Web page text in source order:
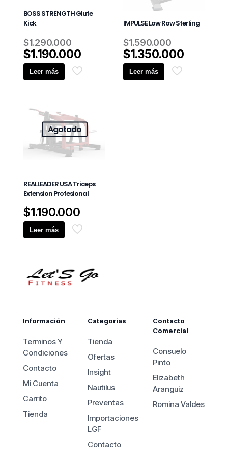
BOSS STRENGTH Glute
Kick
$1.290.000
precio
original
era:
$1.190.000
precio
actual
Leer más
IMPULSE Low Row Sterling
$1.590.000
precio
original
era:
$1.350.000
Leer más
Agotado
REALLEADER USA Triceps
Extension Profesional
$1.190.000
Leer más
Información
Terminos Y
Condiciones
Contacto
Mi Cuenta
Carrito
Tienda
Categorias
Tienda
Ofertas
Insight
Nautilus
Preventas
Importaciones
LGF
Contacto
Contacto
Comercial
Consuelo
Pinto
Elizabeth
Aranguiz
Romina Valdes